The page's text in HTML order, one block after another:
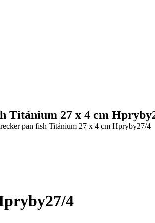
Titánium 27 x 4 cm
pan fish Titánium 27 x 4 cm Hpryby27/4
4